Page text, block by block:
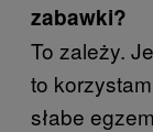
zabawki?
To zależy.
to
słabe